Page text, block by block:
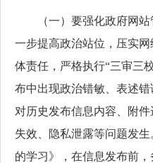
（一）要强化政府网
一步提高政治站位，压实
体责任，严格执行“三审三
布中出现政治错敏、表述
对历史发布信息内容、附
失效、隐私泄露等问题发
的学习》，在信息发布前